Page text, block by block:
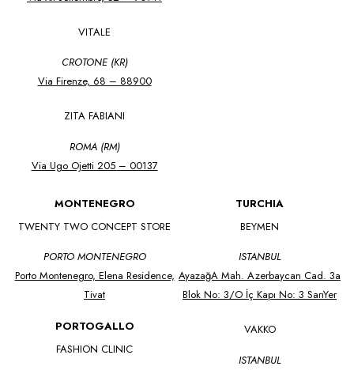
VITALE
CROTONE (KR)
Via Firenze, 68 – 88900
ZITA FABIANI
ROMA (RM)
Via Ugo Ojetti 205 – 00137
MONTENEGRO
TWENTY TWO CONCEPT STORE
PORTO MONTENEGRO
Porto Montenegro, Elena Residence,
Tivat
PORTOGALLO
FASHION CLINIC
TURCHIA
BEYMEN
ISTANBUL
AyazağA Mah. Azerbaycan Cad. 3a
Blok No: 3/O İç Kapı No: 3 SarıYer
VAKKO
ISTANBUL